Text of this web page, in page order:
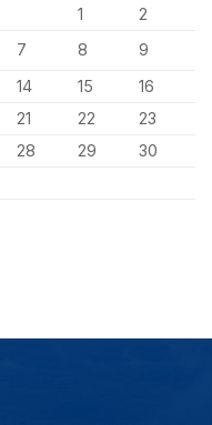
1
2
7 8
9
14 15
16
21 22
23
28 29
30